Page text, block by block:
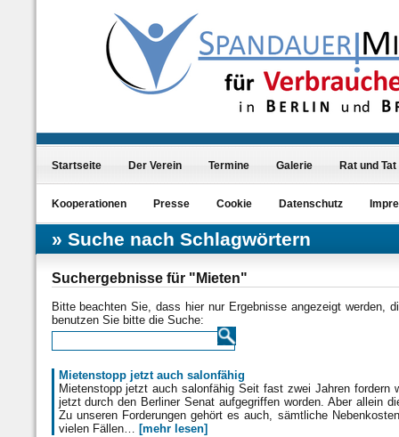
Startseite Der Verein Termine Galerie Rat und Tat
Kooperationen Presse Cookie Datenschutz
Suche nach Schlagwörtern
Suchergebnisse für "Mieten"
Bitte beachten Sie, dass hier nur Ergebnisse angezeigt werden,
benutzen Sie bitte die Suche:
Mietenstopp jetzt auch salonfähig
Mietenstopp jetzt auch salonfähig Seit fast zwei Jahren
jetzt durch den Berliner Senat aufgegriffen worden. Aber allein
Zu unseren Forderungen gehört es auch, sämtliche
vielen Fällen… [mehr lesen]